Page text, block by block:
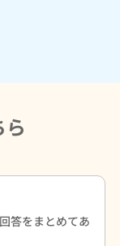
答をまとめてあ